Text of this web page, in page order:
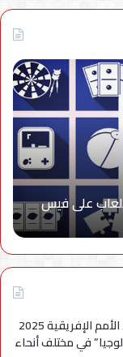
على فيس
TECNO أشعلت أجواء كأس الأمم الإفريقية 2025
في مختلف أنحاء